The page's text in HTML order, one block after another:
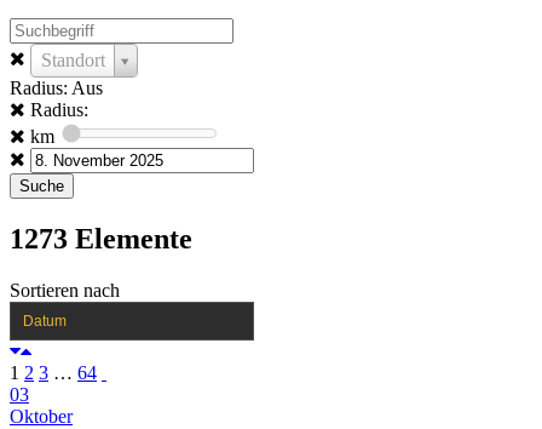
Standort
Radius: Aus
Radius:
km
1273 Elemente
Sortieren nach
Datum
1 2 3 … 64
03
Oktober